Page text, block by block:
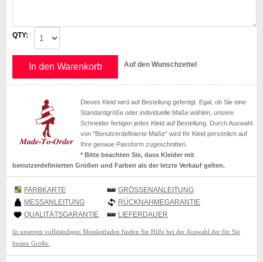
QTY:
In den Warenkorb Auf den Wunschzettel
Dieses Kleid wird auf Bestellung gefertigt. Egal, ob Sie eine
Standardgröße oder individuelle Maße wählen, unsere
Schneider fertigen jedes Kleid auf Bestellung. Durch Auswahl
von "Benutzerdefinierte Maße" wird Ihr Kleid persönlich auf
Ihre genaue Passform zugeschnitten.
* Bitte beachten Sie, dass Kleider mit
benutzerdefinierten Größen und Farben als der letzte Verkauf gelten.
FARBKARTE
GRÖSSENANLEITUNG
MESSANLEITUNG
RÜCKNAHMEGARANTIE
QUALITÄTSGARANTIE
LIEFERDAUER
In unserem vollständigen Messleitfaden finden Sie Hilfe bei der Auswahl der für Sie
besten Größe.